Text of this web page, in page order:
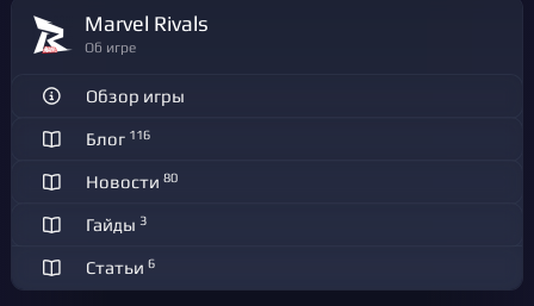
Marvel Rivals
Об игре
Обзор игры
Блог 116
Новости 80
Гайды 3
Статьи 6